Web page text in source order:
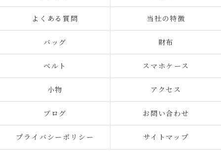
よくある質問 当社の特徴
バッグ 財布
ベルト スマホケース
小物 アクセス
ブログ お問い合わせ
プライバシーポリシー サイトマップ